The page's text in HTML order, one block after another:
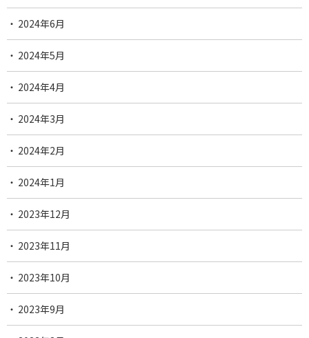
2024年6月
2024年5月
2024年4月
2024年3月
2024年2月
2024年1月
2023年12月
2023年11月
2023年10月
2023年9月